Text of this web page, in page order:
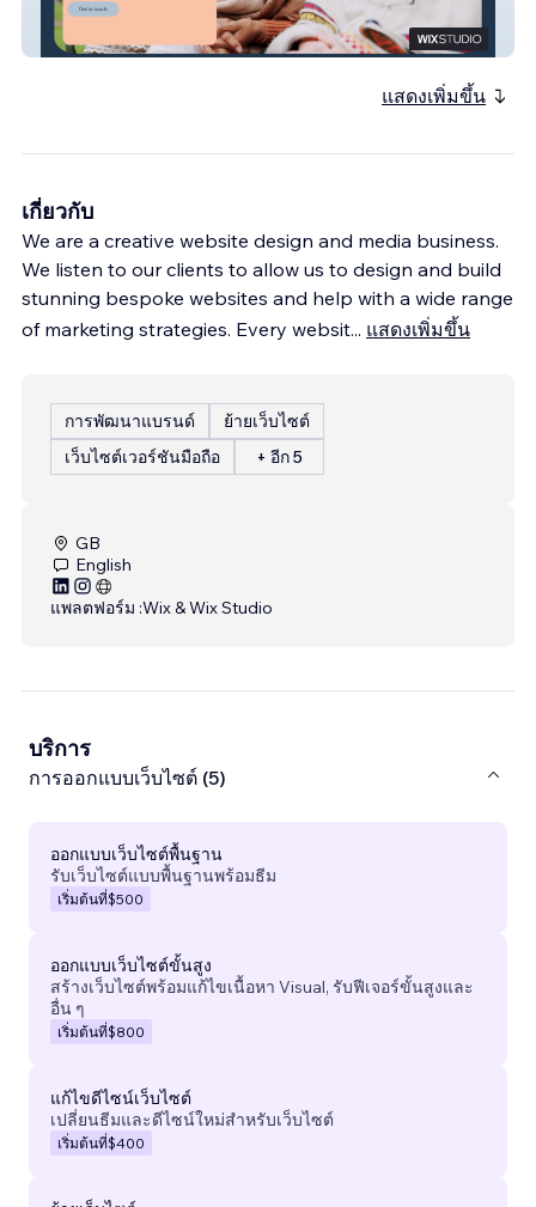
Private Care
แสดงเพิ่มขึ้น
เกี่ยวกับ
We are a creative website design and media business.
We listen to our clients to allow us to design and build
stunning bespoke websites and help with a wide range
of marketing strategies. Every websit... แสดงเพิ่มขึ้น
การพัฒนาแบรนด์
ย้ายเว็บไซต์
เว็บไซต์เวอร์ชันมือถือ
+ อีก 5
GB
English
แพลตฟอร์ม :Wix & Wix Studio
บริการ
การออกแบบเว็บไซต์ (5)
ออกแบบเว็บไซต์พื้นฐาน
รับเว็บไซต์แบบพื้นฐานพร้อมธีม
เริ่มต้นที่$500
ออกแบบเว็บไซต์ขั้นสูง
สร้างเว็บไซต์พร้อมแก้ไขเนื้อหา Visual, รับฟีเจอร์ขั้นสูงและ
อื่น ๆ
เริ่มต้นที่$800
แก้ไขดีไซน์เว็บไซต์
เปลี่ยนธีมและดีไซน์ใหม่สำหรับเว็บไซต์
เริ่มต้นที่$400